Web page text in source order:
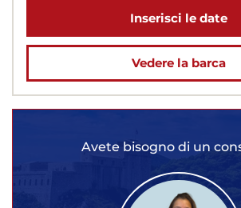
Inserisci le date
Vedere la barca
Avete bisogno di un